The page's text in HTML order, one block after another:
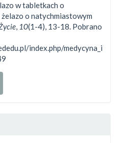
w tabletkach o
o natychmiastowym
, 10(1-4), 13-18. Pobrano
index.php/medycyna_i